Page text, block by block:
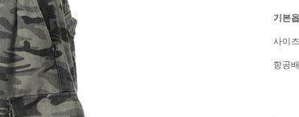
기본
사이즈
항공